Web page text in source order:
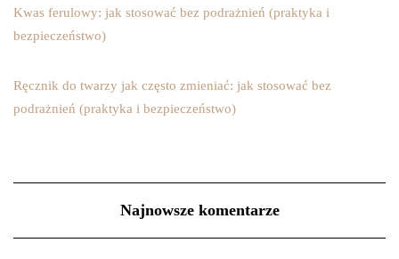
Kwas ferulowy: jak stosować bez podrażnień (praktyka i
bezpieczeństwo)
Ręcznik do twarzy jak często zmieniać: jak stosować bez
podrażnień (praktyka i bezpieczeństwo)
Najnowsze komentarze